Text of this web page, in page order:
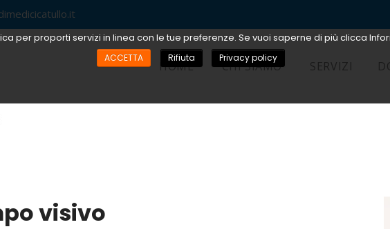
HOME CHI SIAMO SERVIZI
visivo
per proporti servizi in linea con le tue preferenze. Se vuoi saperne di più clicca
ACCETTA Rifiuta Privacy policy